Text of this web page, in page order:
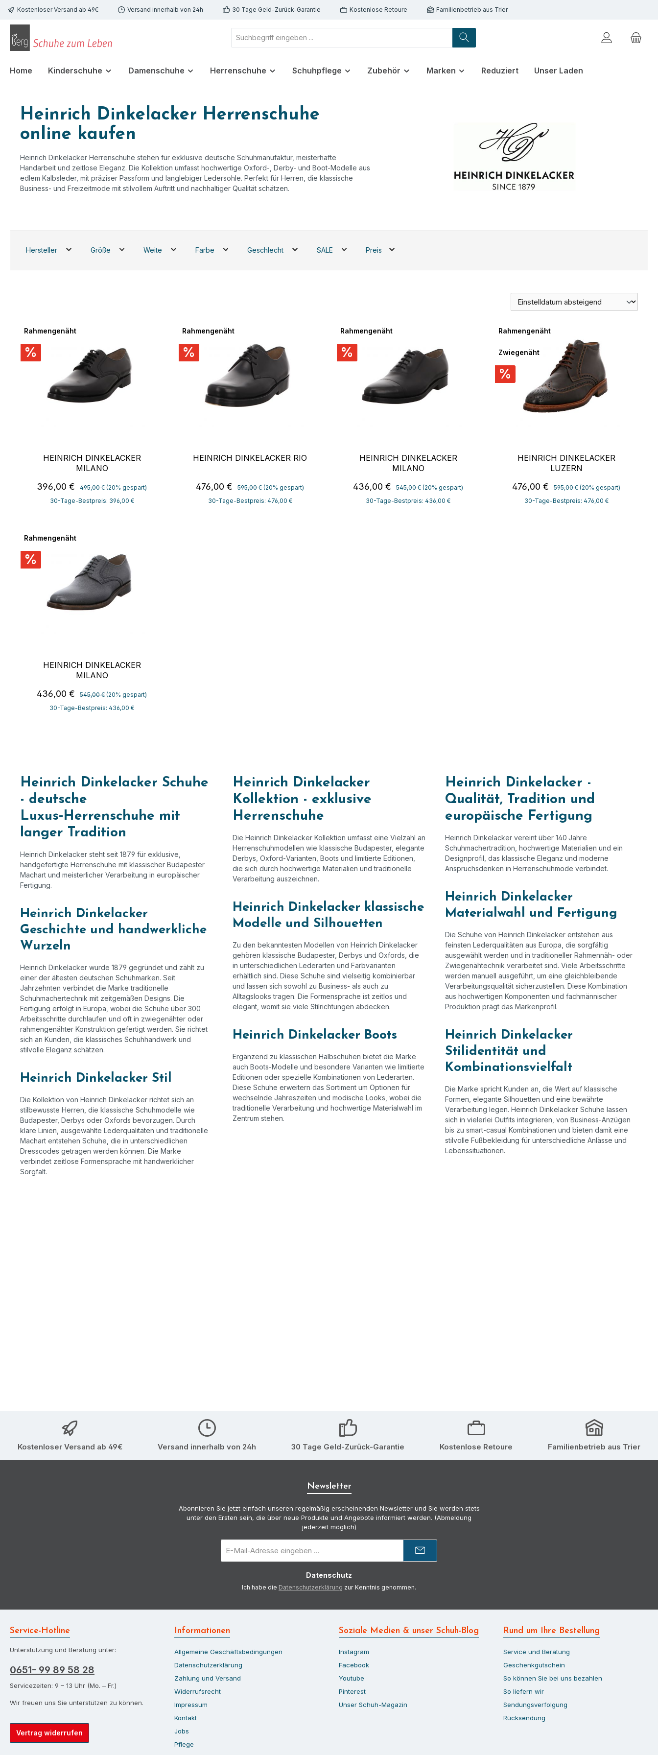
Hauptinhalt springen
Zur Suche springen
Zur Hauptnavigation springen
Kostenloser Versand ab 49€ Versand innerhalb von 24h 30 Tage Geld-Zurück-Garantie Kostenlose Retoure Familienbetrieb aus Trier
Home Kinderschuhe Damenschuhe Herrenschuhe Schuhpflege Zubehör Marken Reduziert Unser Laden
Heinrich Dinkelacker Herrenschuhe
online kaufen
Heinrich Dinkelacker Herrenschuhe stehen für exklusive deutsche Schuhmanufaktur, meisterhafte
Handarbeit und zeitlose Eleganz. Die Kollektion umfasst hochwertige Oxford-, Derby- und Boot-Modelle aus
edlem Kalbsleder, mit präziser Passform und langlebiger Ledersohle. Perfekt für Herren, die klassische
Business- und Freizeitmode mit stilvollem Auftritt und nachhaltiger Qualität schätzen.
Hersteller Größe Weite Farbe Geschlecht SALE Preis
Rahmengenäht
%
HEINRICH DINKELACKER
MILANO
Verkaufspreis:
396,00 € Regulärer Preis:
495,00 € (20% gespart)
30-Tage-Bestpreis: 396,00 €
Rahmengenäht
%
HEINRICH DINKELACKER RIO
Verkaufspreis:
476,00 € Regulärer Preis:
595,00 € (20% gespart)
30-Tage-Bestpreis: 476,00 €
Rahmengenäht
%
HEINRICH DINKELACKER
MILANO
Verkaufspreis:
436,00 € Regulärer Preis:
545,00 € (20% gespart)
30-Tage-Bestpreis: 436,00 €
Rahmengenäht
Zwiegenäht
%
HEINRICH DINKELACKER
LUZERN
Verkaufspreis:
476,00 € Regulärer Preis:
595,00 € (20% gespart)
30-Tage-Bestpreis: 476,00 €
Rahmengenäht
%
HEINRICH DINKELACKER
MILANO
Verkaufspreis:
436,00 € Regulärer Preis:
545,00 € (20% gespart)
30-Tage-Bestpreis: 436,00 €
Heinrich Dinkelacker Schuhe
- deutsche
Luxus‑ Herrenschuhe mit
langer Tradition
Heinrich Dinkelacker steht seit 1879 für exklusive,
handgefertigte Herrenschuhe mit klassischer Budapester
Machart und meisterlicher Verarbeitung in europäischer
Fertigung.
Heinrich Dinkelacker
Geschichte und handwerkliche
Wurzeln
Heinrich Dinkelacker wurde 1879 gegründet und zählt zu
einer der ältesten deutschen Schuhmarken. Seit
Jahrzehnten verbindet die Marke traditionelle
Schuhmachertechnik mit zeitgemäßen Designs. Die
Fertigung erfolgt in Europa, wobei die Schuhe über 300
Arbeitsschritte durchlaufen und oft in zwiegenähter oder
rahmengenähter Konstruktion gefertigt werden. Sie richtet
sich an Kunden, die klassisches Schuhhandwerk und
stilvolle Eleganz schätzen.
Heinrich Dinkelacker Stil
Die Kollektion von Heinrich Dinkelacker richtet sich an
stilbewusste Herren, die klassische Schuhmodelle wie
Budapester, Derbys oder Oxfords bevorzugen. Durch
klare Linien, ausgewählte Lederqualitäten und traditionelle
Machart entstehen Schuhe, die in unterschiedlichen
Dresscodes getragen werden können. Die Marke
verbindet zeitlose Formensprache mit handwerklicher
Sorgfalt.
Heinrich Dinkelacker
Kollektion - exklusive
Herrenschuhe
Die Heinrich Dinkelacker Kollektion umfasst eine Vielzahl an
Herrenschuhmodellen wie klassische Budapester, elegante
Derbys, Oxford‑Varianten, Boots und limitierte Editionen,
die sich durch hochwertige Materialien und traditionelle
Verarbeitung auszeichnen.
Heinrich Dinkelacker klassische
Modelle und Silhouetten
Zu den bekanntesten Modellen von Heinrich Dinkelacker
gehören klassische Budapester, Derbys und Oxfords, die
in unterschiedlichen Lederarten und Farbvarianten
erhältlich sind. Diese Schuhe sind vielseitig kombinierbar
und lassen sich sowohl zu Business‑ als auch zu
Alltagslooks tragen. Die Formensprache ist zeitlos und
elegant, womit sie viele Stilrichtungen abdecken.
Heinrich Dinkelacker Boots
Ergänzend zu klassischen Halbschuhen bietet die Marke
auch Boots‑Modelle und besondere Varianten wie limitierte
Editionen oder spezielle Kombinationen von Lederarten.
Diese Schuhe erweitern das Sortiment um Optionen für
wechselnde Jahreszeiten und modische Looks, wobei die
traditionelle Verarbeitung und hochwertige Materialwahl im
Zentrum stehen.
Heinrich Dinkelacker -
Qualität, Tradition und
europäische Fertigung
Heinrich Dinkelacker vereint über 140 Jahre
Schuhmachertradition, hochwertige Materialien und ein
Designprofil, das klassische Eleganz und moderne
Anspruchsdenken in Herrenschuhmode verbindet.
Heinrich Dinkelacker
Materialwahl und Fertigung
Die Schuhe von Heinrich Dinkelacker entstehen aus
feinsten Lederqualitäten aus Europa, die sorgfältig
ausgewählt werden und in traditioneller Rahmennäh‑ oder
Zwiegenähtechnik verarbeitet sind. Viele Arbeitsschritte
werden manuell ausgeführt, um eine gleichbleibende
Verarbeitungsqualität sicherzustellen. Diese Kombination
aus hochwertigen Komponenten und fachmännischer
Produktion prägt das Markenprofil.
Heinrich Dinkelacker
Stilidentität und
Kombinationsvielfalt
Die Marke spricht Kunden an, die Wert auf klassische
Formen, elegante Silhouetten und eine bewährte
Verarbeitung legen. Heinrich Dinkelacker Schuhe lassen
sich in vielerlei Outfits integrieren, von Business‑Anzügen
bis zu smart‑casual Kombinationen und bieten damit eine
stilvolle Fußbekleidung für unterschiedliche Anlässe und
Lebenssituationen.
Kostenloser Versand ab 49€ Versand innerhalb von 24h 30 Tage Geld-Zurück-Garantie Kostenlose Retoure Familienbetrieb aus Trier
Newsletter
Abonnieren Sie jetzt einfach unseren regelmäßig erscheinenden Newsletter und Sie werden stets
unter den Ersten sein, die über neue Produkte und Angebote informiert werden. (Abmeldung
jederzeit möglich)
Mail-
Datenschutz
Ich habe die Datenschutzerklärung zur Kenntnis genommen.
Service-Hotline
Unterstützung und Beratung unter:
0651- 99 89 58 28
Servicezeiten: 9 – 13 Uhr (Mo. – Fr.)
Wir freuen uns Sie unterstützen zu können.
Vertrag widerrufen
Informationen
Allgemeine Geschäftsbedingungen
Datenschutzerklärung
Zahlung und Versand
Widerrufsrecht
Impressum
Kontakt
Jobs
Pflege
Soziale Medien & unser Schuh-Blog
Instagram
Facebook
Youtube
Pinterest
Unser Schuh-Magazin
Rund um Ihre Bestellung
Service und Beratung
Geschenkgutschein
So können Sie bei uns bezahlen
So liefern wir
Sendungsverfolgung
Rücksendung